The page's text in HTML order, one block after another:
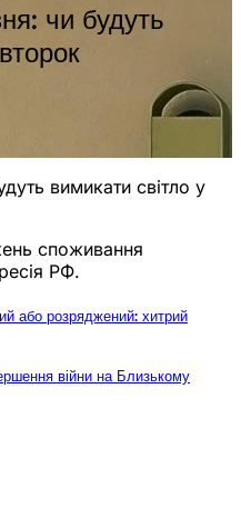
чи будуть
вимикати світло у
споживання
РФ.
або розряджений: хитрий
війни на Близькому